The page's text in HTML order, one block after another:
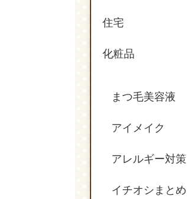
住宅
化粧品
まつ毛美容液
アイメイク
アレルギー対策
イチオシまとめ